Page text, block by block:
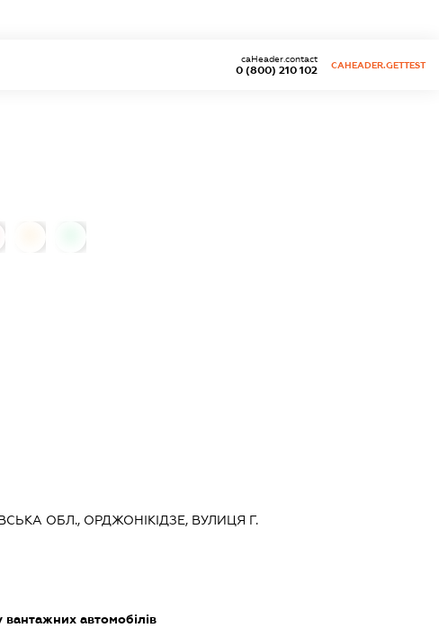
0 (800) 210 102
caHeader.contact
CAHEADER.GETTEST
ОБЛ., ОРДЖОНІКІДЗЕ, ВУЛИЦЯ Г.
автомобілів